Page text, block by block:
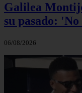
Galilea
su pasado:
06/08/2026